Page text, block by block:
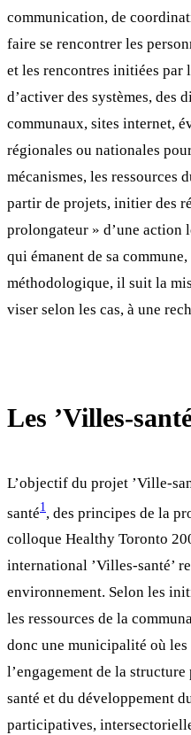
communication, de
faire se rencontrer les
et les rencontres initiées par
d’activer des systèmes,
communaux, sites internet,
régionales ou nationales
mécanismes, les ressources
partir de projets, initier des
prolongateur » d’une action
qui émanent de sa
méthodologique, il suit la
viser selon les cas, à une
Les ’Villes-
L’objectif du projet ’Ville-
santé1, des principes de la
colloque Healthy Toronto
international ’Villes-santé’
environnement. Selon les
les ressources de la
donc une municipalité où
l’engagement de la
santé et du développement
participatives,